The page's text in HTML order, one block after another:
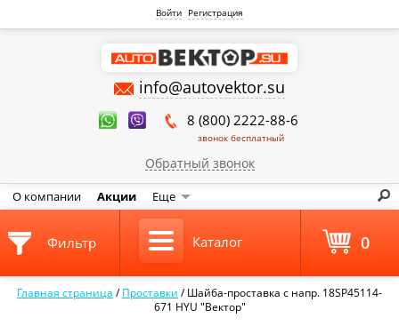
Войти Регистрация
info@autovektor.su
8 (800) 2222-88-6
звонок бесплатный
Обратный звонок
О компании Акции Еще
Главная страница /Проставки /Шайба-проставка с напр. 18SP45114-
671 HYU "Вектор"
Фильтр Каталог 0